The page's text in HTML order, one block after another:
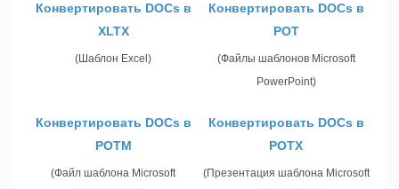
Конвертировать DOCs в
XLTX
(Шаблон Excel)
Конвертировать DOCs в
POT
(Файлы шаблонов Microsoft
PowerPoint)
Конвертировать DOCs в
POTM
(Файл шаблона Microsoft
Конвертировать DOCs в
POTX
(Презентация шаблона Microsoft